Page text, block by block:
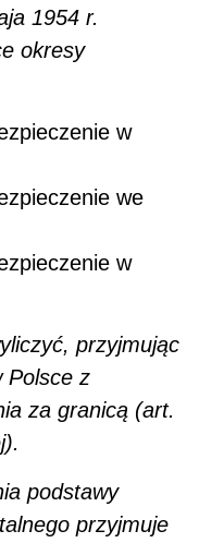
1954 r.
okresy
w
we
w
przyjmując
Polsce z
za granicą (art.
podstawy
przyjmuje